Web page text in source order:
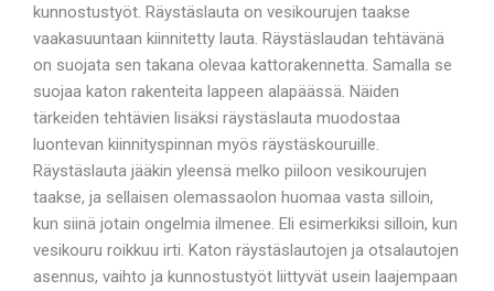
kunnostustyöt. Räystäslauta on vesikourujen taakse
vaakasuuntaan kiinnitetty lauta. Räystäslaudan tehtävänä
on suojata sen takana olevaa kattorakennetta. Samalla se
suojaa katon rakenteita lappeen alapäässä. Näiden
tärkeiden tehtävien lisäksi räystäslauta muodostaa
luontevan kiinnityspinnan myös räystäskouruille.
Räystäslauta jääkin yleensä melko piiloon vesikourujen
taakse, ja sellaisen olemassaolon huomaa vasta silloin,
kun siinä jotain ongelmia ilmenee. Eli esimerkiksi silloin, kun
vesikouru roikkuu irti. Katon räystäslautojen ja otsalautojen
asennus, vaihto ja kunnostustyöt liittyvät usein laajempaan